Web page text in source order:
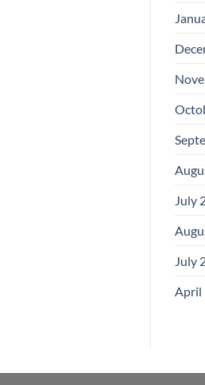
July
July
April